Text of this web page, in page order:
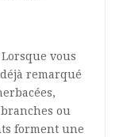
vous
remarqué
ou
forment une